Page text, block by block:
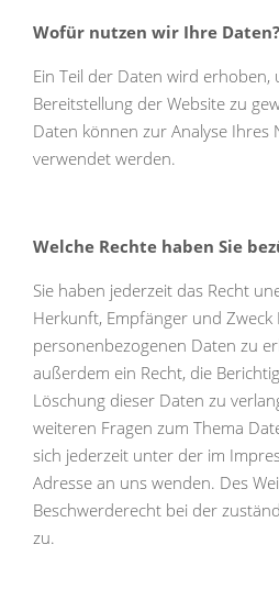
Wofür nutzen wir Ihre Daten?
Ein Teil der Daten wird erhoben,
Bereitstellung der Website zu
Daten können zur Analyse Ihres
verwendet werden.
Welche Rechte haben Sie
Sie haben jederzeit das Recht
Herkunft, Empfänger und
personenbezogenen Daten zu
außerdem ein Recht, die
Löschung dieser Daten zu
weiteren Fragen zum Thema
sich jederzeit unter der im
Adresse an uns wenden. Des
Beschwerderecht bei der
zu.